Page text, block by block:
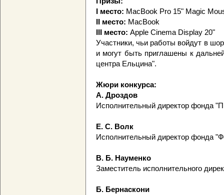
I место: MacBook Pro 15" Magic
II место: MacBook
III место: Apple Cinema Display 20"
Участники, чьи работы войдут в
и могут быть приглашены к
центра Ельцина".
Жюри конкурса:
А. Дроздов
Исполнительный директор фонда
Е. С. Волк
Исполнительный директор фонда
В. Б. Науменко
Заместитель исполнительного
Б. Бернаскони